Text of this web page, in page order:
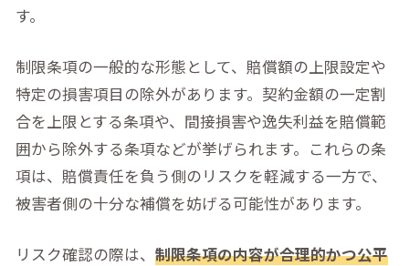
す。
制限条項の一般的な形態として、賠償額の上限設定や
特定の損害項目の除外があります。契約金額の一定割
合を上限とする条項や、間接損害や逸失利益を賠償範
囲から除外する条項などが挙げられます。これらの条
項は、賠償責任を負う側のリスクを軽減する一方で、
被害者側の十分な補償を妨げる可能性があります。
リスク確認の際は、 制限条項の内容が合理的かつ公平